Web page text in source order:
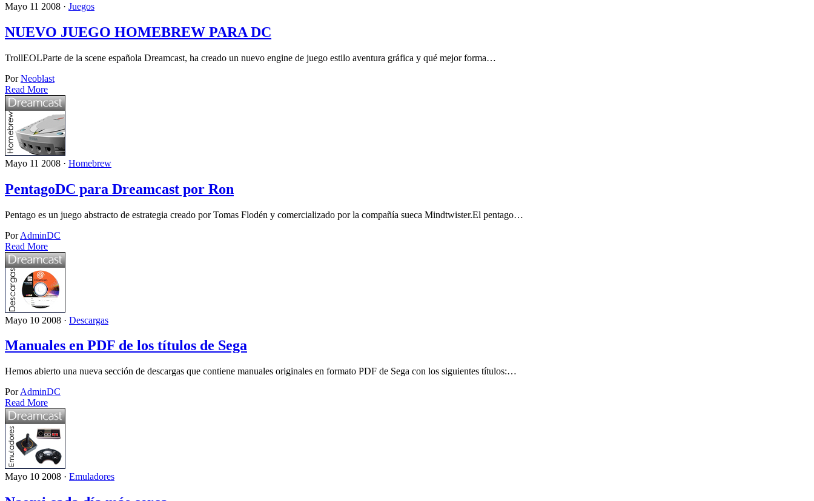
Mayo 11 2008 · Juegos
NUEVO JUEGO HOMEBREW PARA DC
TrollEOLParte de la scene española Dreamcast, ha creado un nuevo engine de juego estilo aventura gráfica y qué mejor forma…
PorNeoblast
Read More
Mayo 11 2008 · Homebrew
PentagoDC para Dreamcast por Ron
Pentago es un juego abstracto de estrategia creado por Tomas Flodén y comercializado por la compañía sueca Mindtwister.El pentago…
PorAdminDC
Read More
Mayo 10 2008 · Descargas
Manuales en PDF de los títulos de Sega
Hemos abierto una nueva sección de descargas que contiene manuales originales en formato PDF de Sega con los siguientes títulos:…
PorAdminDC
Read More
Mayo 10 2008 · Emuladores